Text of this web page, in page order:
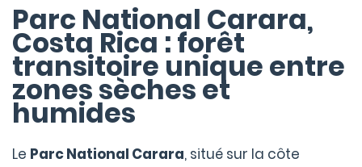
Parc National Carara,
Costa Rica : forêt
transitoire unique entre
zones sèches et
humides
Le Parc National Carara, situé sur la côte